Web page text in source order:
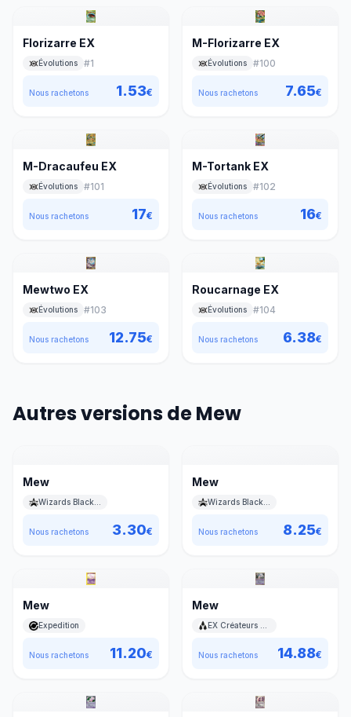
Florizarre EX
Évolutions #1
Nous rachetons 1.53€
M-Florizarre EX
Évolutions #100
Nous rachetons 7.65€
M-Dracaufeu EX
Évolutions #101
Nous rachetons 17€
M-Tortank EX
Évolutions #102
Nous rachetons 16€
Mewtwo EX
Évolutions #103
Nous rachetons 12.75€
Roucarnage EX
Évolutions #104
Nous rachetons 6.38€
Autres versions de Mew
Mew
Nous rachetons 3.30€
Mew
Nous rachetons 8.25€
Mew
Expedition
Nous rachetons 11.20€
Mew
Nous rachetons 14.88€